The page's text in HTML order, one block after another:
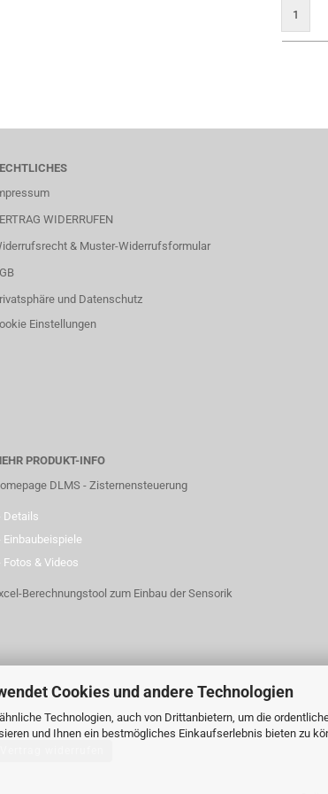
Cookies und andere Technologien
Technologien, auch von Drittanbietern, um die
und Ihnen ein bestmögliches Einkaufserlebnis bieten zu
1
WIDERRUFEN
& Muster-Widerrufsformular
und Datenschutz
Einstellungen
PRODUKT-INFO
DLMS - Zisternensteuerung
Details
Einbaubeispiele
Fotos & Videos
Berechnungstool zum Einbau der Sensorik